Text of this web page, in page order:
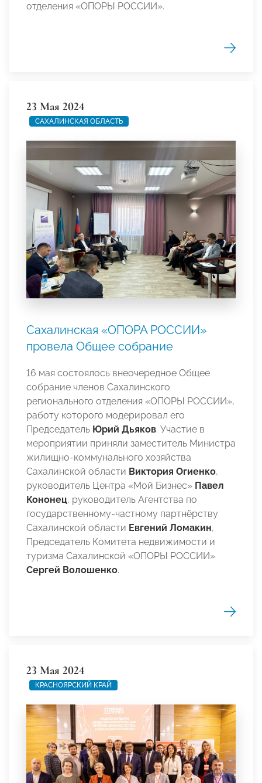
отделения «ОПОРЫ РОССИИ».
23 Мая 2024
САХАЛИНСКАЯ ОБЛАСТЬ
Сахалинская «ОПОРА РОССИИ»
провела Общее собрание
16 мая состоялось внеочередное Общее
собрание членов Сахалинского
регионального отделения «ОПОРЫ РОССИИ»,
работу которого модерировал его
Председатель Юрий Дьяков. Участие в
мероприятии приняли заместитель Министра
жилищно-коммунального хозяйства
Сахалинской области Виктория Огиенко,
руководитель Центра «Мой Бизнес» Павел
Кононец, руководитель Агентства по
государственному-частному партнёрству
Сахалинской области Евгений Ломакин,
Председатель Комитета недвижимости и
туризма Сахалинской «ОПОРЫ РОССИИ»
Сергей Волошенко.
23 Мая 2024
КРАСНОЯРСКИЙ КРАЙ